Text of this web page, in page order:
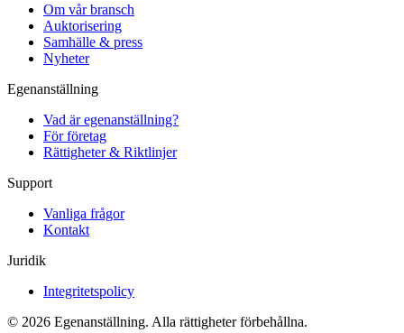
Om vår bransch
Auktorisering
Samhälle & press
Nyheter
Egenanställning
Vad är egenanställning?
För företag
Rättigheter & Riktlinjer
Support
Vanliga frågor
Kontakt
Juridik
Integritetspolicy
© 2026 Egenanställning. Alla rättigheter förbehållna.